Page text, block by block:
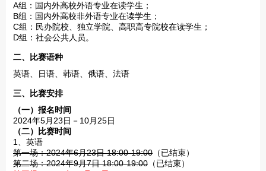
A组：国内外高校外语专业在读学生；
B组：国内外高校非外语专业在读学生；
C组：民办院校、独立学院、高职高专院校在读学生；
D组：社会公共人员。
二、比赛语种
英语、日语、韩语、俄语、法语
三、比赛安排
（一）报名时间
2024年5月23日－10月25日
（二）比赛时间
1、英语
第一场：2024年6月23日 18:00-19:00 （已结束）
第二场：2024年9月7日 18:00-19:00 （已结束）